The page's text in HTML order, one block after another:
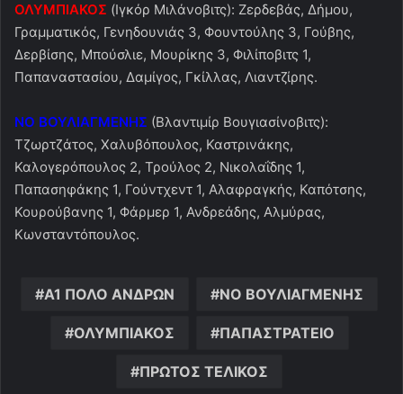
ΟΛΥΜΠΙΑΚΟΣ (Ιγκόρ Μιλάνοβιτς): Ζερδεβάς, Δήμου,
Γραμματικός, Γενηδουνιάς 3, Φουντούλης 3, Γούβης,
Δερβίσης, Μπούσλιε, Μουρίκης 3, Φιλίποβιτς 1,
Παπαναστασίου, Δαμίγος, Γκίλλας, Λιαντζίρης.
ΝΟ ΒΟΥΛΙΑΓΜΕΝΗΣ (Βλαντιμίρ Βουγιασίνοβιτς):
Τζωρτζάτος, Χαλυβόπουλος, Καστρινάκης,
Καλογερόπουλος 2, Τρούλος 2, Νικολαΐδης 1,
Παπασηφάκης 1, Γούντχεντ 1, Αλαφραγκής, Καπότσης,
Κουρούβανης 1, Φάρμερ 1, Ανδρεάδης, Αλμύρας,
Κωνσταντόπουλος.
Α1 ΠΟΛΟ ΑΝΔΡΩΝ ΝΟ ΒΟΥΛΙΑΓΜΕΝΗΣ
ΟΛΥΜΠΙΑΚΟΣ ΠΑΠΑΣΤΡΑΤΕΙΟ
ΠΡΩΤΟΣ ΤΕΛΙΚΟΣ